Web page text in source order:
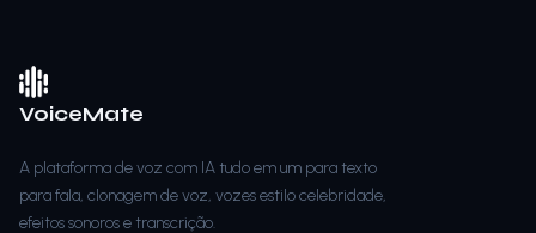
VoiceMate
A plataforma de voz com IA tudo em um para texto
para fala, clonagem de voz, vozes estilo celebridade,
efeitos sonoros e transcrição.